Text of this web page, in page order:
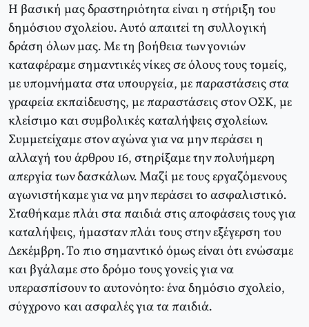
Η βασική μας δραστηριότητα είναι η στήριξη του
δημόσιου σχολείου. Αυτό απαιτεί τη συλλογική
δράση όλων μας. Με τη βοήθεια των γονιών
καταφέραμε σημαντικές νίκες σε όλους τους τομείς,
με υπομνήματα στα υπουργεία, με παραστάσεις στα
γραφεία εκπαίδευσης, με παραστάσεις στον ΟΣΚ, με
κλείσιμο και συμβολικές καταλήψεις σχολείων.
Συμμετείχαμε στον αγώνα για να μην περάσει η
αλλαγή του άρθρου 16, στηρίξαμε την πολυήμερη
απεργία των δασκάλων. Μαζί με τους εργαζόμενους
αγωνιστήκαμε για να μην περάσει το ασφαλιστικό.
Σταθήκαμε πλάι στα παιδιά στις αποφάσεις τους για
καταλήψεις, ήμασταν πλάι τους στην εξέγερση του
Δεκέμβρη. Το πιο σημαντικό όμως είναι ότι ενώσαμε
και βγάλαμε στο δρόμο τους γονείς για να
υπερασπίσουν το αυτονόητο: ένα δημόσιο σχολείο,
σύγχρονο και ασφαλές για τα παιδιά.